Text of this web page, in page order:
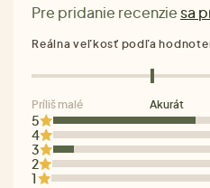
Pre pridanie recenzie sa
5
4
3
2
1
Reálna veľkosť podľa
Príliš malé Akurát